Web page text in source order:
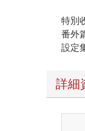
特別
番外
設定
詳細